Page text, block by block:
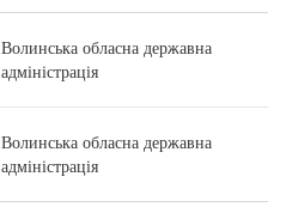
Волинська обласна державна
адміністрація
Волинська обласна державна
адміністрація